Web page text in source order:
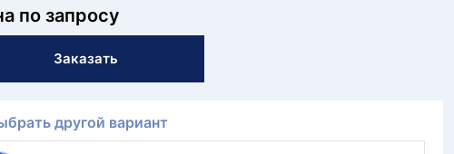
по запросу
Заказать
другой вариант